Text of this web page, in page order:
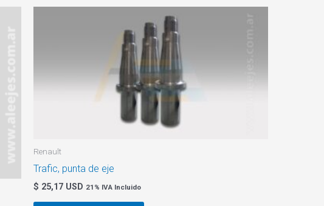
Renault
Trafic, punta de eje
$ 25,17 USD 21% IVA Incluido